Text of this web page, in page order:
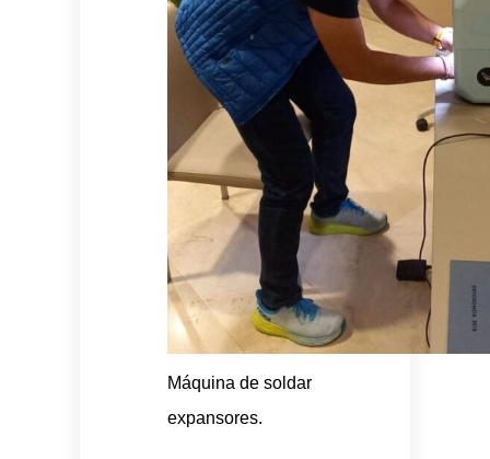
Máquina de soldar
expansores.